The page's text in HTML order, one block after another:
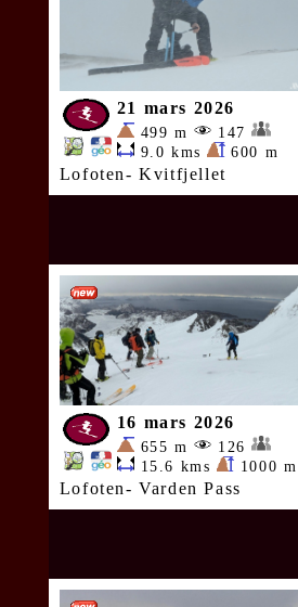
21 mars 2026
499 m
147
9.0 kms
600 m
Lofoten- Kvitfjellet
16 mars 2026
655 m
126
15.6 kms
1000 m
Lofoten- Varden Pass